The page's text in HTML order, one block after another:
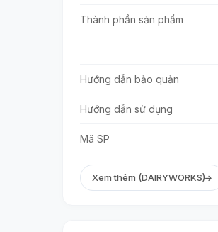
Thành phần sản phẩm
Hướng dẫn bảo quản
Hướng dẫn sử dụng
Mã SP
Xem thêm (DAIRYWORKS)